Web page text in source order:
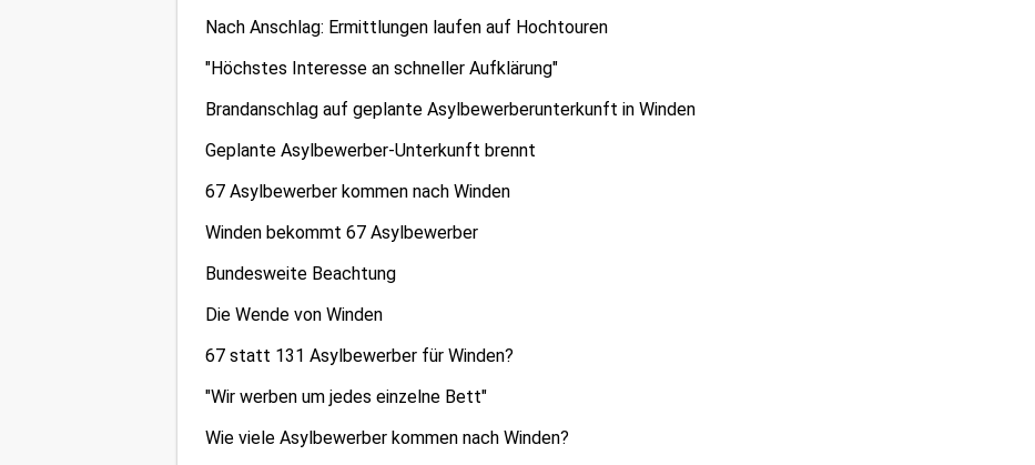
Nach Anschlag: Ermittlungen laufen auf Hochtouren
"Höchstes Interesse an schneller Aufklärung"
Brandanschlag auf geplante Asylbewerberunterkunft in Winden
Geplante Asylbewerber-Unterkunft brennt
67 Asylbewerber kommen nach Winden
Winden bekommt 67 Asylbewerber
Bundesweite Beachtung
Die Wende von Winden
67 statt 131 Asylbewerber für Winden?
"Wir werben um jedes einzelne Bett"
Wie viele Asylbewerber kommen nach Winden?